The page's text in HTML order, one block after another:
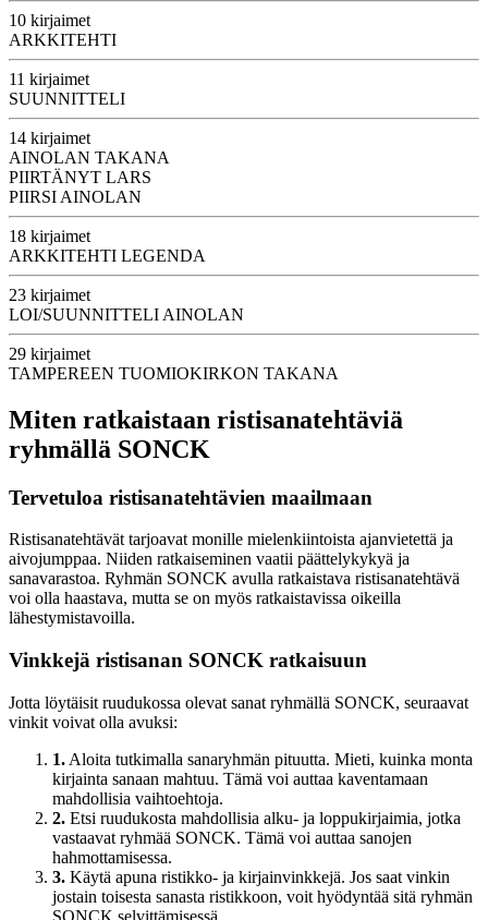
10 kirjaimet
ARKKITEHTI
11 kirjaimet
SUUNNITTELI
14 kirjaimet
AINOLAN TAKANA
PIIRTÄNYT LARS
PIIRSI AINOLAN
18 kirjaimet
ARKKITEHTI LEGENDA
23 kirjaimet
LOI/SUUNNITTELI AINOLAN
29 kirjaimet
TAMPEREEN TUOMIOKIRKON TAKANA
Miten ratkaistaan ristisanatehtäviä
ryhmällä SONCK
Tervetuloa ristisanatehtävien maailmaan
Ristisanatehtävät tarjoavat monille mielenkiintoista ajanvietettä ja
aivojumppaa. Niiden ratkaiseminen vaatii päättelykykyä ja
sanavarastoa. Ryhmän SONCK avulla ratkaistava ristisanatehtävä
voi olla haastava, mutta se on myös ratkaistavissa oikeilla
lähestymistavoilla.
Vinkkejä ristisanan SONCK ratkaisuun
Jotta löytäisit ruudukossa olevat sanat ryhmällä SONCK, seuraavat
vinkit voivat olla avuksi:
1. Aloita tutkimalla sanaryhmän pituutta. Mieti, kuinka monta
kirjainta sanaan mahtuu. Tämä voi auttaa kaventamaan
mahdollisia vaihtoehtoja.
2. Etsi ruudukosta mahdollisia alku- ja loppukirjaimia, jotka
vastaavat ryhmää SONCK. Tämä voi auttaa sanojen
hahmottamisessa.
3. Käytä apuna ristikko- ja kirjainvinkkejä. Jos saat vinkin
jostain toisesta sanasta ristikkoon, voit hyödyntää sitä ryhmän
SONCK selvittämisessä.